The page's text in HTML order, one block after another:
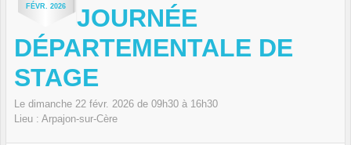
FÉVR. 2026
JOURNÉE
DÉPARTEMENTALE DE
STAGE
Le dimanche 22 févr. 2026 de 09h30 à 16h30
Lieu : Arpajon-sur-Cère